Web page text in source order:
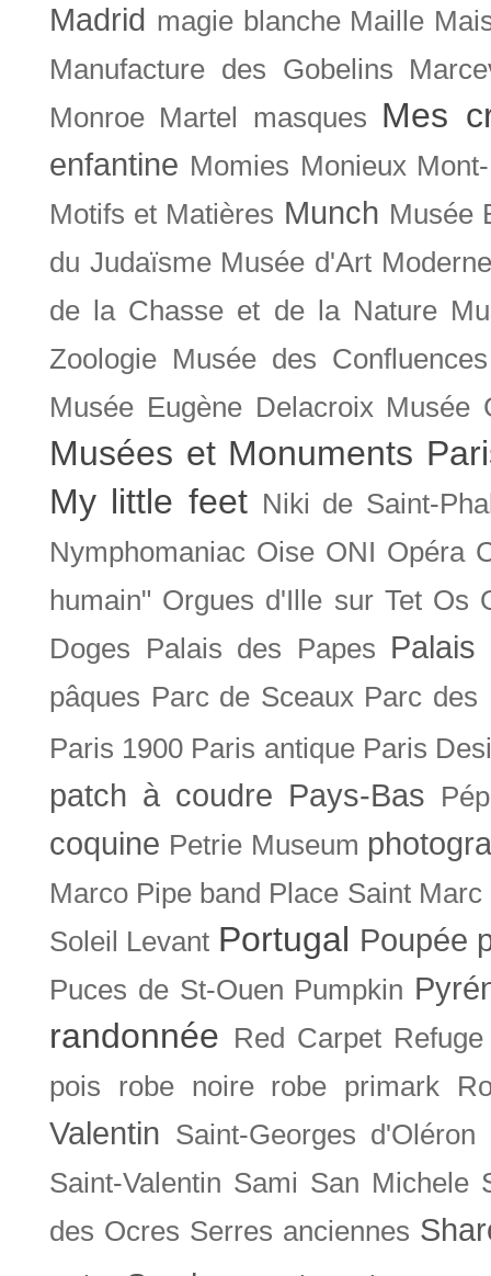
Madrid magie blanche Maille
Manufacture des Gobelins
Monroe Martel masques Mes
enfantine Momies Monieux
Motifs et Matières Munch Musée
du Judaïsme Musée d'Art
de la Chasse et de la Nature
Zoologie Musée des Confluences
Musée Eugène Delacroix Musée
Musées et Monuments
My little feet Niki de Saint-
Nymphomaniac Oise ONI Opéra
humain" Orgues d'Ille sur Tet Os
Doges
Palais des Papes Palais
pâques Parc de Sceaux Parc des
Paris 1900 Paris antique Paris
patch à coudre Pays-Bas
coquine Petrie Museum
Marco Pipe band Place Saint Marc
Soleil Levant Portugal Poupée
Puces de St-Ouen Pumpkin
randonnée Red Carpet Refuge
pois
robe noire robe primark
Valentin Saint-Georges d'Oléron
Saint-Valentin Sami San Michele
des Ocres Serres anciennes